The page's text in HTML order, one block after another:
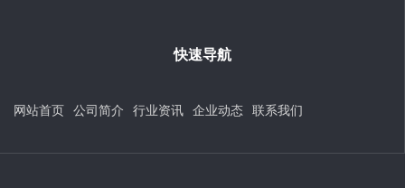
快速导航
网站首页 公司简介 行业资讯 企业动态 联系我们